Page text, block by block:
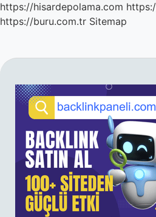
https://hisardepolama.com
https://buru.com.tr Sitemap
SIDEBAR